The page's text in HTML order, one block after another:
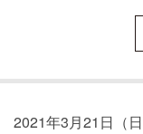
2021年3月21日（日